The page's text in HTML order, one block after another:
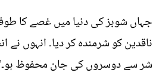
جہاں شوبز کی دنیا میں غصے کا
ناقدین کو شرمندہ کر دیا۔ انہوں
شر سے دوسروں کی جان محفوظ